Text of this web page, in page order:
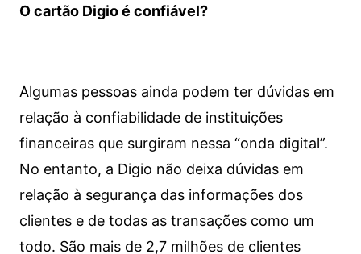
O cartão Digio é confiável?
Algumas pessoas ainda podem ter dúvidas em
relação à confiabilidade de instituições
financeiras que surgiram nessa “onda digital”.
No entanto, a Digio não deixa dúvidas em
relação à segurança das informações dos
clientes e de todas as transações como um
todo. São mais de 2,7 milhões de clientes